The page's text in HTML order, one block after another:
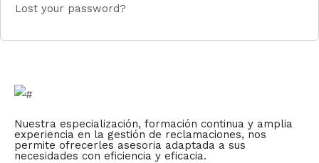
Lost your password?
Nuestra especialización, formación continua y amplia
experiencia en la gestión de reclamaciones, nos
permite ofrecerles asesoria adaptada a sus
necesidades con eficiencia y eficacia.